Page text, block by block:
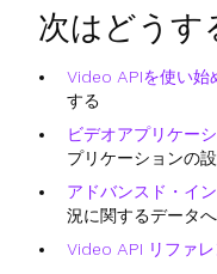
次はどうす
Video APIを使い始
する
ビデオアプリケー
プリケーションの
アドバンスド・イ
況に関するデータ
Video API リファレ